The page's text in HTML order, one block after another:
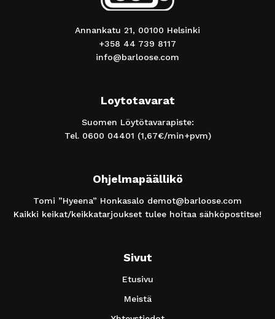
Annankatu 21, 00100 Helsinki
+358 44 739 8117
info@barloose.com
Loytotavarat
Suomen Löytötavarapiste:
Tel. 0600 04401 (1,67€/min+pvm)
Ohjelmapäällikö
Tomi ”Hyeena” Honkasalo demot@barloose.com
Kaikki keikat/keikkatarjoukset tulee hoitaa sähköpostitse!
Sivut
Etusivu
Meistä